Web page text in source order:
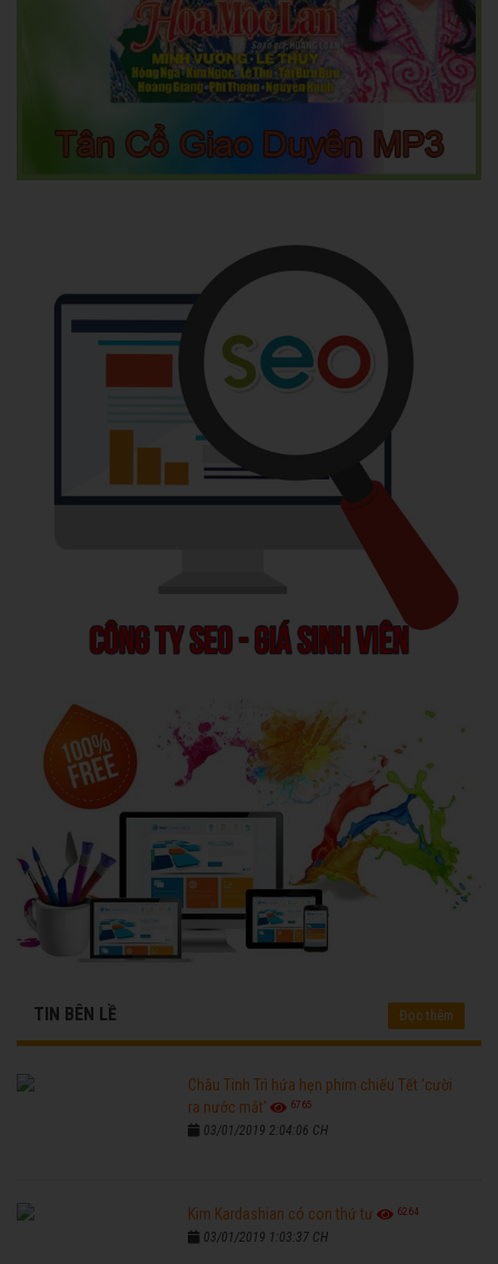
TIN BÊN LỀ Đọc thêm
Châu Tinh Trì hứa hẹn phim chiếu Tết 'cười
ra nước mắt'
6765
03/01/2019 2:04:06 CH
Kim Kardashian có con thứ tư 6264
03/01/2019 1:03:37 CH